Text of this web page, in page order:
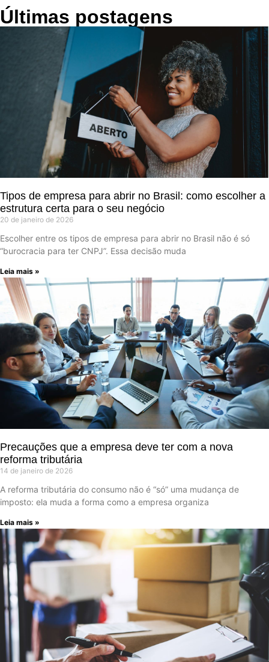
Últimas postagens
Tipos de empresa para abrir no Brasil: como escolher a
estrutura certa para o seu negócio
20 de janeiro de 2026
Escolher entre os tipos de empresa para abrir no Brasil não é só
“burocracia para ter CNPJ”. Essa decisão muda
Leia mais »
Precauções que a empresa deve ter com a nova
reforma tributária
14 de janeiro de 2026
A reforma tributária do consumo não é “só” uma mudança de
imposto: ela muda a forma como a empresa organiza
Leia mais »